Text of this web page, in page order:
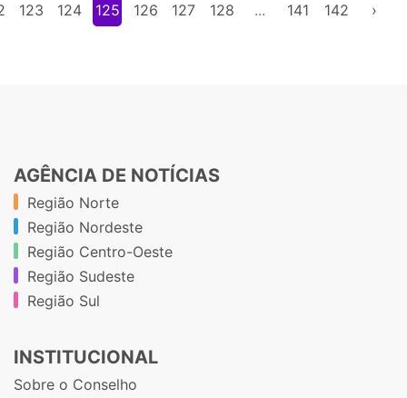
123 124 125 126 127 128 ... 141 142 ›
AGÊNCIA DE NOTÍCIAS
Região Norte
Região Nordeste
Região Centro-Oeste
Região Sudeste
Região Sul
INSTITUCIONAL
Sobre o Conselho